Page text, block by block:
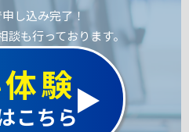
し込み完了！
談も行っております。
験
こちら